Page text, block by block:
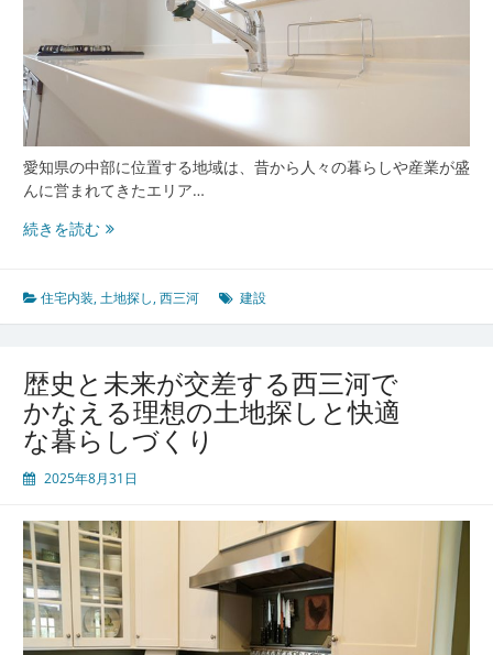
暮
ら
土
地
探
し
力
愛知県の中部に位置する地域は、昔から人々の暮らしや産業が盛
んに営まれてきたエリア…
続きを読む交
自
然
和
す
る
西
三
未
来
へ
つ
な
ぐ
住宅内装,土地探し,西三河 建設
歴史と未来が交差する西三河で
かなえる理想の土地探しと快適
な暮らしづくり
2025年8月31日